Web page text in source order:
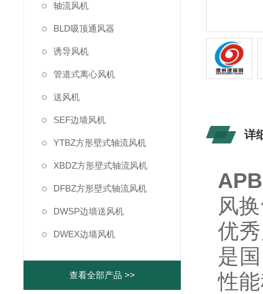
轴流风机
BLD吸顶通风器
诱导风机
管道式离心风机
送风机
SEF边墙风机
YTBZ方形壁式轴流风机
XBDZ方形壁式轴流风机
DFBZ方形壁式轴流风机
DWSP边墙送风机
DWEX边墙风机
查看全部产品 >>
详
风
优
是
性